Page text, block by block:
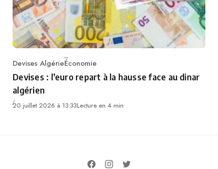
Category
Devises AlgérieÉconomie
Devises : l’euro repart à la hausse face au dinar
algérien
20 juillet 2026 à 13:33Lecture en 4 min